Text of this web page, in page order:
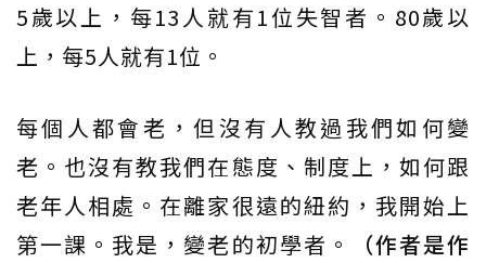
5歲以上，每13人就有1位失智者。80歲以
上，每5人就有1位。
每個人都會老，但沒有人教過我們如何變
老。也沒有教我們在態度、制度上，如何跟
老年人相處。在離家很遠的紐約，我開始上
第一課。我是，變老的初學者。
（作者是作